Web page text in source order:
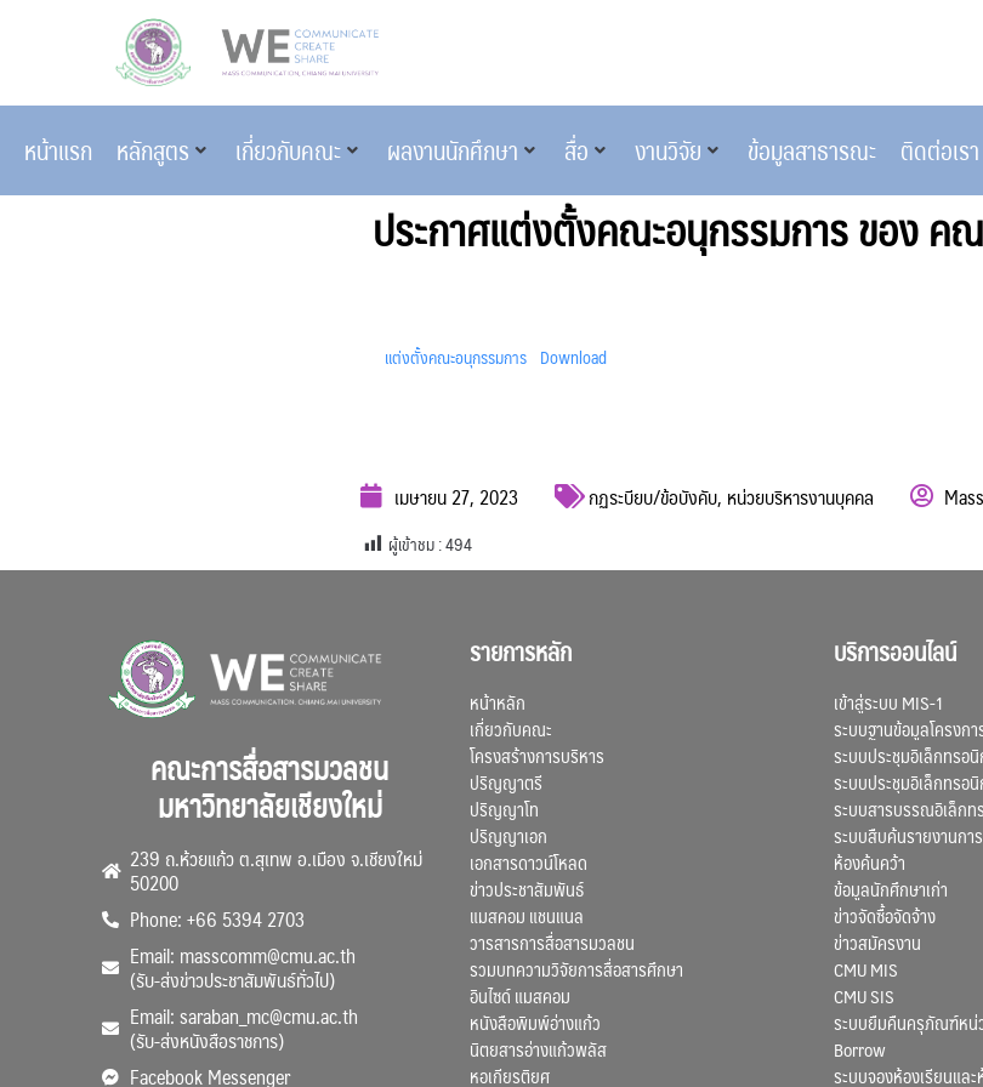
หน้าแรก หลักสูตร เกี่ยวกับคณะ ผลงานนักศึกษา สื่อ งานวิจัย ข้อมูลสาธารณะ ติดต่อเรา
ประกาศแต่งตั้งคณะอนุกรรมการ ของ ค
แต่งตั้งคณะอนุกรรมการ Download
เมษายน 27, 2023 กฏระบียบ/ข้อบังคับ, หน่วยบริหารงานบุคคล
ผู้เข้าชม :494
คณะการสื่อสารมวลชน
มหาวิทยาลัยเชียงใหม่
239 ถ.ห้วยแก้ว ต.สุเทพ อ.เมือง จ.เชียงใหม่
50200
Phone: +66 5394 2703
Email: masscomm@cmu.ac.th
(รับ-ส่งข่าวประชาสัมพันธ์ทั่วไป)
Email: saraban_mc@cmu.ac.th
(รับ-ส่งหนังสือราชการ)
Facebook Messenger
รายการหลัก
หน้าหลัก
เกี่ยวกับคณะ
โครงสร้างการบริหาร
ปริญญาตรี
ปริญญาโท
ปริญญาเอก
เอกสารดาวน์โหลด
ข่าวประชาสัมพันธ์
แมสคอม แชนแนล
วารสารการสื่อสารมวลชน
รวมบทความวิจัยการสื่อสารศึกษา
อินไซด์ แมสคอม
หนังสือพิมพ์อ่างแก้ว
นิตยสารอ่างแก้วพลัส
หอเกียรติยศ
บริการออนไลน์
เข้าสู่ระบบ MIS-1
ระบบฐานข้อมูลโครงก
ระบบประชุมอิเล็กทรอ
ระบบประชุมอิเล็กทรอ
ระบบสารบรรณอิเล็ก
ระบบสืบค้นรายงานกา
ห้องค้นคว้า
ข้อมูลนักศึกษาเก่า
ข่าวจัดซื้อจัดจ้าง
ข่าวสมัครงาน
CMU MIS
CMU SIS
ระบบยืมคืนครุภัณฑ์ห
Borrow
ระบบจองห้องเรียนแล